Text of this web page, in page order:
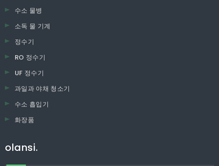
수소 물병
소독 물 기계
정수기
RO 정수기
UF 정수기
과일과 야채 청소기
수소 흡입기
화장품
olansi.